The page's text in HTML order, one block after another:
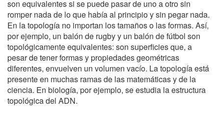
son equivalentes si se puede pasar de uno a otro sin
romper nada de lo que había al principio y sin pegar nada.
En la topología no importan los tamaños o las formas. Así,
por ejemplo, un balón de rugby y un balón de fútbol son
topológicamente equivalentes: son superficies que, a
pesar de tener formas y propiedades geométricas
diferentes, envuelven un volumen vacío. La topología está
presente en muchas ramas de las matemáticas y de la
ciencia. En biología, por ejemplo, se estudia la estructura
topológica del ADN.